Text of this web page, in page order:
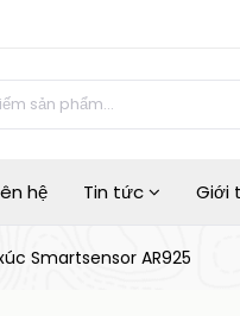
hệ Tin tức Giới
Smartsensor AR925